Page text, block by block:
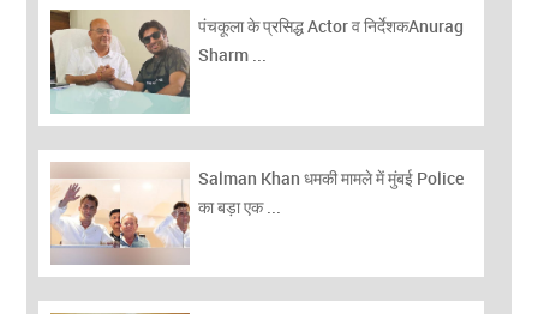
पंचकूला के प्रसिद्ध Actor व निर्देशकAnurag
Sharm ...
Salman Khan धमकी मामले में मुंबई Police
का बड़ा एक ...